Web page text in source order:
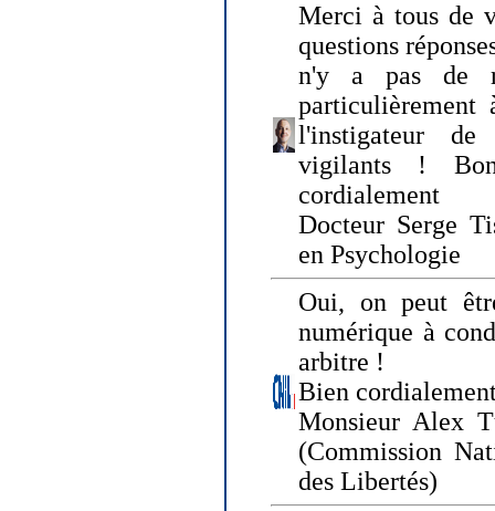
Merci à tous de
questions
n'y a pas de
l'instigateur de
vigilants !
cordialement
Docteur Serge
en Psychologie
Oui, on peut
numérique à
arbitre !
Bien
Monsieur Alex
(Commission
des Libertés)